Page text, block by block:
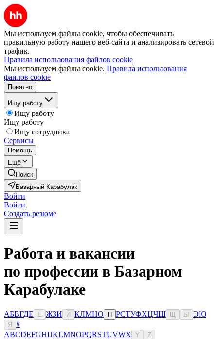
Мы используем файлы cookie, чтобы обеспечивать
правильную работу нашего веб-сайта и анализировать сетевой
трафик.
Правила использования файлов cookie
Мы используем файлы cookie. Правила использования
файлов cookie
Понятно
Ищу работу
Ищу работу
Ищу работу
Ищу сотрудника
Сервисы
Помощь
Ещё
Поиск
Базарный Карабулак
Войти
Войти
Создать резюме
Работа и вакансии
по профессии в Базарном
Карабулаке
АБВГДЕ Ё ЖЗИ Й КЛМНО П РСТУФХЦЧШ Ы ЭЮ
Я
#
ABCDEFGHIJKLMNOPQRSTUVWX Y Z